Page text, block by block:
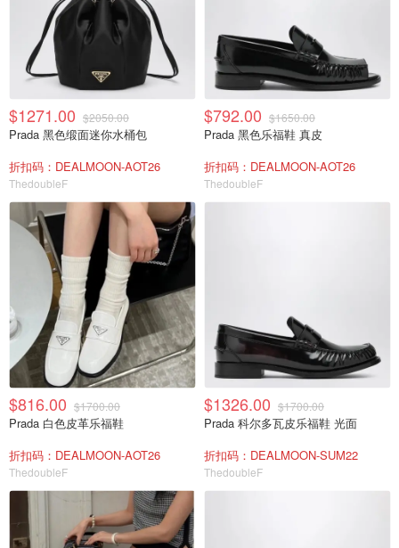
$1271.00 $2050.00
Prada 黑色缎面迷你水桶包
折扣码：DEALMOON-AOT26
ThedoubleF
$792.00 $1650.00
Prada 黑色乐福鞋 真皮
折扣码：DEALMOON-AOT26
ThedoubleF
$816.00 $1700.00
Prada 白色皮革乐福鞋
折扣码：DEALMOON-AOT26
ThedoubleF
$1326.00 $1700.00
Prada 科尔多瓦皮乐福鞋 光面
折扣码：DEALMOON-SUM22
ThedoubleF